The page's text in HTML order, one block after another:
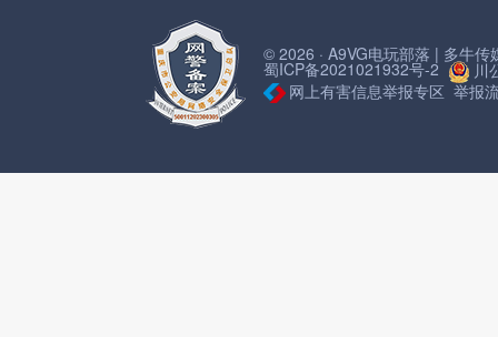
© 2026 · A9VG电玩部落 | 多牛传
蜀ICP备2021021932号-2
川
网上有害信息举报专区 举报